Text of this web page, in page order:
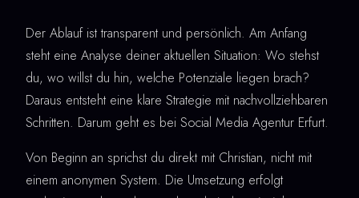
Der Ablauf ist transparent und persönlich. Am Anfang
steht eine Analyse deiner aktuellen Situation: Wo stehst
du, wo willst du hin, welche Potenziale liegen brach?
Daraus entsteht eine klare Strategie mit nachvollziehbaren
Schritten. Darum geht es bei Social Media Agentur Erfurt.
Von Beginn an sprichst du direkt mit Christian, nicht mit
einem anonymen System. Die Umsetzung erfolgt